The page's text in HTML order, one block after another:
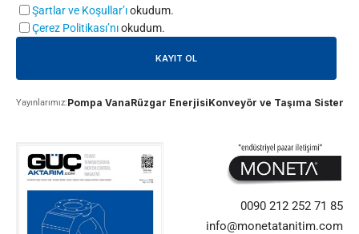
Şartlar ve Koşullar’ıokudum.
Çerez Politikası’nıokudum.
Yayınlarımız:Pompa VanaRüzgar EnerjisiKonveyör ve Taşıma
0090 212 252 71 85
info@monetatanitim.com